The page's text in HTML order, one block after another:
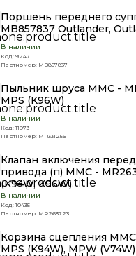
Поршень переднего
MB857837 Outlander,
В наличии
Код: 9247
Партномер: MB857837
Пыльник шруса MMC -
MPS (K96W)
В наличии
Код: 11973
Партномер: MR331256
Клапан включения
привода (п) MMC -
(K94W, K96W)
В наличии
Код: 10435
Партномер: MR263723
Корзина сцепления
MPS (K94W), MPW (V74W)